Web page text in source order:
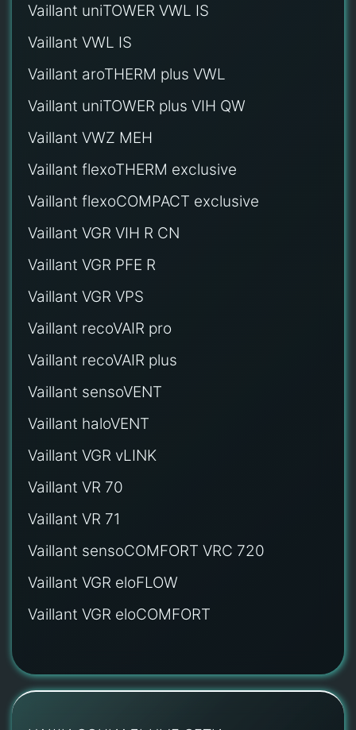
Vaillant uniTOWER VWL IS
Vaillant VWL IS
Vaillant aroTHERM plus VWL
Vaillant uniTOWER plus VIH QW
Vaillant VWZ MEH
Vaillant flexoTHERM exclusive
Vaillant flexoCOMPACT exclusive
Vaillant VGR VIH R CN
Vaillant VGR PFE R
Vaillant VGR VPS
Vaillant recoVAIR pro
Vaillant recoVAIR plus
Vaillant sensoVENT
Vaillant haloVENT
Vaillant VGR vLINK
Vaillant VR 70
Vaillant VR 71
Vaillant sensoCOMFORT VRC 720
Vaillant VGR eloFLOW
Vaillant VGR eloCOMFORT